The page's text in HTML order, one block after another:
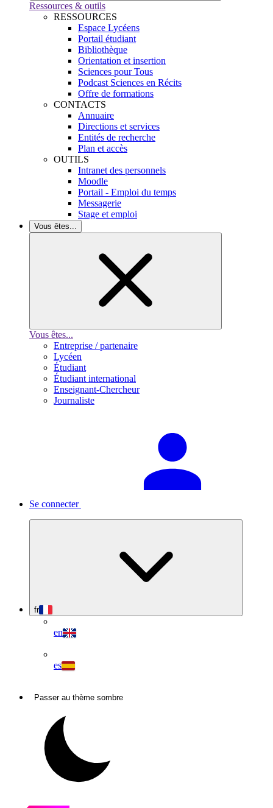
Ressources & outils
RESSOURCES
Espace Lycéens
Portail étudiant
Bibliothèque
Orientation et insertion
Sciences pour Tous
Podcast Sciences en Récits
Offre de formations
CONTACTS
Annuaire
Directions et services
Entités de recherche
Plan et accès
OUTILS
Intranet des personnels
Moodle
Portail - Emploi du temps
Messagerie
Stage et emploi
Vous êtes...
Vous êtes...
Entreprise / partenaire
Lycéen
Étudiant
Étudiant international
Enseignant-Chercheur
Journaliste
Se connecter
fr
en
es
Passer au thème sombre